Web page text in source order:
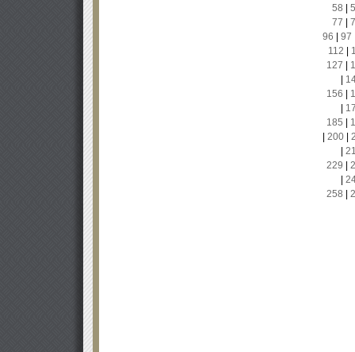
58
77
96
97
112
127
156
185
200|
229
258